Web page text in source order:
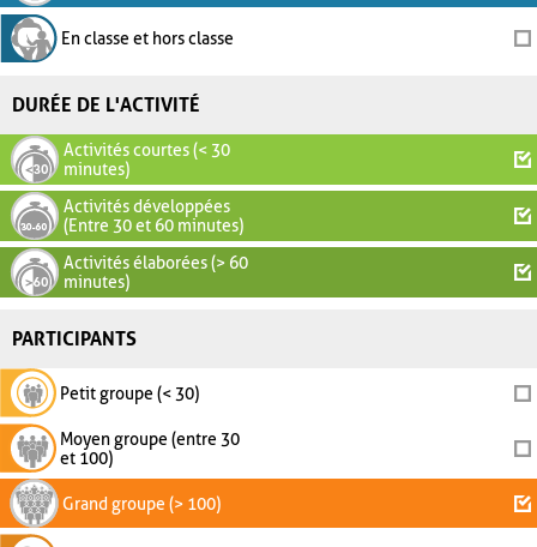
En classe et hors classe
DURÉE DE L'ACTIVITÉ
Activités courtes (< 30
minutes)
Activités développées
(Entre 30 et 60 minutes)
Activités élaborées (> 60
minutes)
PARTICIPANTS
Petit groupe (< 30)
Moyen groupe (entre 30
et 100)
Grand groupe (> 100)